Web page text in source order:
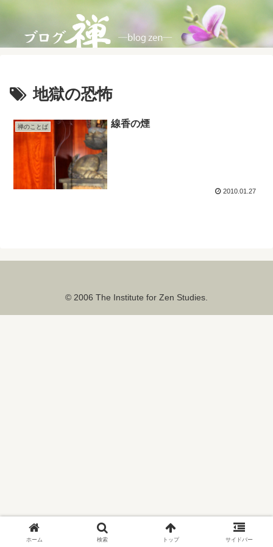
地獄の恐怖
禅のことば 線香の煙
2010.01.27
© 2006 The Institute for Zen Studies.
ホーム 検索 トップ サイドバー